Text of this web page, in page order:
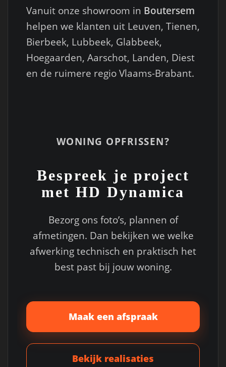
Vanuit onze showroom in Boutersem
helpen we klanten uit Leuven, Tienen,
Bierbeek, Lubbeek, Glabbeek,
Hoegaarden, Aarschot, Landen, Diest
en de ruimere regio Vlaams-Brabant.
WONING OPFRISSEN?
Bespreek je project
met HD Dynamica
Bezorg ons foto’s, plannen of
afmetingen. Dan bekijken we welke
afwerking technisch en praktisch het
best past bij jouw woning.
Maak een afspraak
Bekijk realisaties